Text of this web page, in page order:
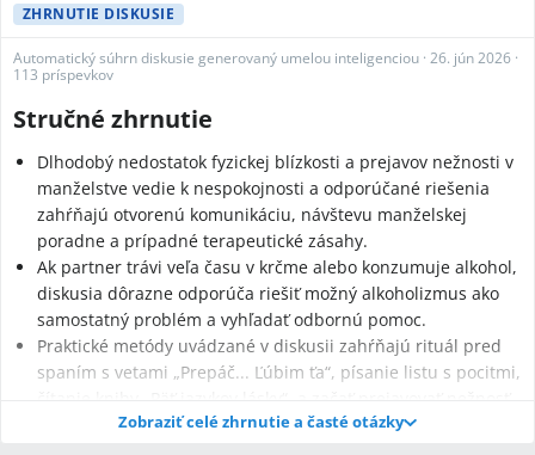
ZHRNUTIE DISKUSIE
Automatický súhrn diskusie generovaný umelou inteligenciou · 26. jún 2026 ·
113 príspevkov
Stručné zhrnutie
Dlhodobý nedostatok fyzickej blízkosti a prejavov nežnosti v
manželstve vedie k nespokojnosti a odporúčané riešenia
zahŕňajú otvorenú komunikáciu, návštevu manželskej
poradne a prípadné terapeutické zásahy.
Ak partner trávi veľa času v krčme alebo konzumuje alkohol,
diskusia dôrazne odporúča riešiť možný alkoholizmus ako
samostatný problém a vyhľadať odbornú pomoc.
Praktické metódy uvádzané v diskusii zahŕňajú rituál pred
spaním s vetami „Prepáč... Ľúbim ťa“, písanie listu s pocitmi,
sám/sama (zrkadlenie).
Zobraziť celé zhrnutie a časté otázky